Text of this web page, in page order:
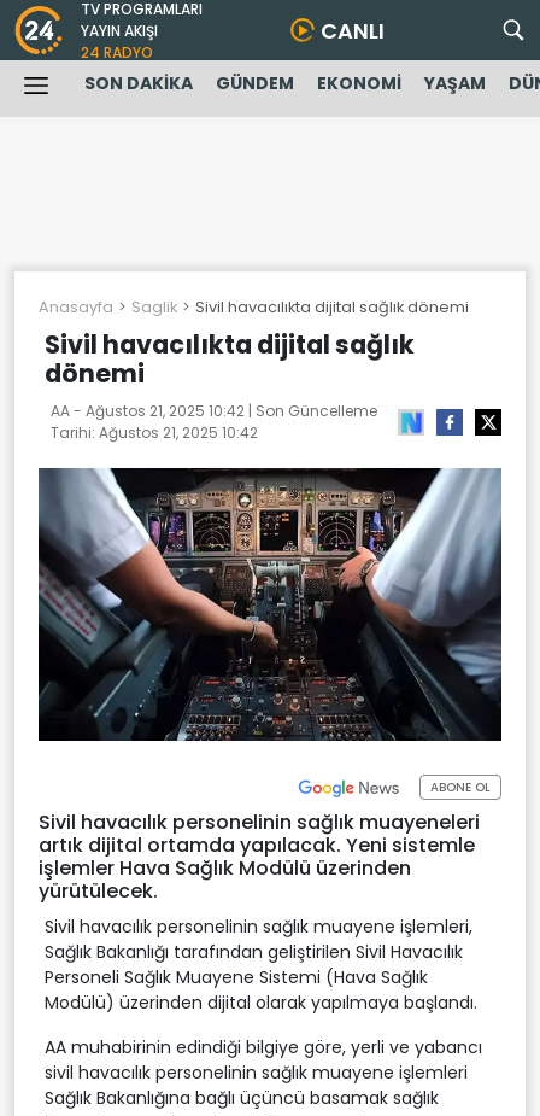
TV PROGRAMLARI
YAYIN AKIŞI
24 RADYO
CANLI
SON DAKİKA GÜNDEM EKONOMİ YAŞAM
Anasayfa Saglik Sivil havacılıkta dijital sağlık dönemi
Sivil havacılıkta dijital sağlık
dönemi
AA - Ağustos 21, 2025 10:42 | Son Güncelleme
Tarihi: Ağustos 21, 2025 10:42
ABONE OL
Sivil havacılık personelinin sağlık muayeneleri
artık dijital ortamda yapılacak. Yeni sistemle
işlemler Hava Sağlık Modülü üzerinden
yürütülecek.
Sivil havacılık personelinin sağlık muayene işlemleri,
Sağlık Bakanlığı tarafından geliştirilen Sivil Havacılık
Personeli Sağlık Muayene Sistemi (Hava Sağlık
Modülü) üzerinden dijital olarak yapılmaya başlandı.
AA muhabirinin edindiği bilgiye göre, yerli ve yabancı
sivil havacılık personelinin sağlık muayene işlemleri
Sağlık Bakanlığına bağlı üçüncü basamak sağlık